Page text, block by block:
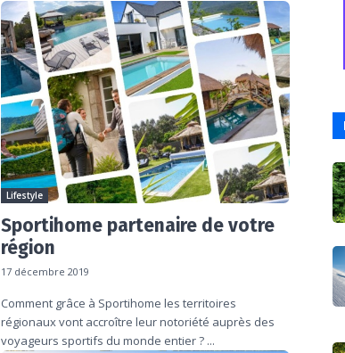
Lifestyle
Sportihome partenaire de votre
région
17 décembre 2019
Comment grâce à Sportihome les territoires
régionaux vont accroître leur notoriété auprès des
voyageurs sportifs du monde entier ? ...